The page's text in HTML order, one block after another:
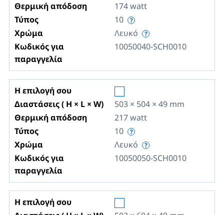
Θερμική απόδοση
174watt
Τύπος
10
Χρώμα
Λευκό
Κωδικός για
παραγγελία
10050040-SCH0010
Η επιλογή σου
Διαστάσεις ( H × L × W)
503 × 504 × 49 mm
Θερμική απόδοση
217watt
Τύπος
10
Χρώμα
Λευκό
Κωδικός για
παραγγελία
10050050-SCH0010
Η επιλογή σου